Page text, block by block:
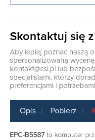
Skontaktuj się
Aby lepiej poznać naszą
spersonalizowaną
kontakt@csi.pl lub
specjalistami, którzy
preferencjami i
Opis Pobierz
EPC-B5587 to komputer